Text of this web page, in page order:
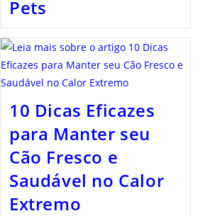
Pets
10 Dicas Eficazes
para Manter seu
Cão Fresco e
Saudável no Calor
Extremo